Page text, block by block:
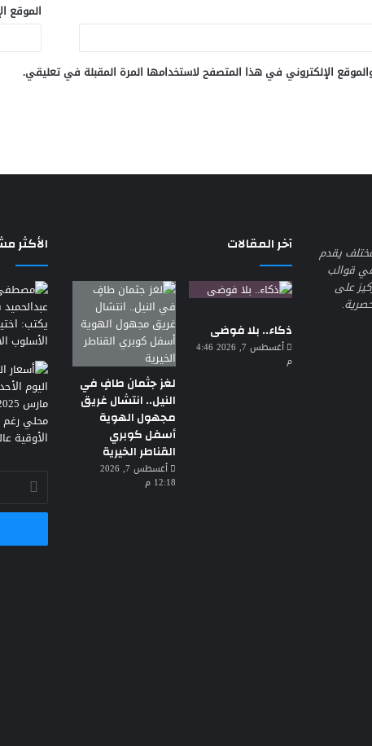
الموقع
الإلكتروني في هذا المتصفح لاستخدامها المرة المقبلة في تعليقي.
يقدم
قوالب
على
آخر المقالات
ذكاء.. بلا فوضى
أغسطس 7, 2026 4:46
م
لغز جثمان طافٍ في
النيل.. انتشال غريق
مجهول الهوية
أسفل كوبري
القناطر الخيرية
أغسطس 7, 2026
12:18 م
الأكثر
أدخل
بريدك
الإلكتروني